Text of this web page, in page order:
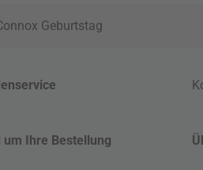
Geburtstag
um Ihre Bestellung